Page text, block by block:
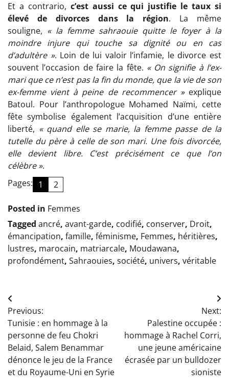
Et a contrario, c’est aussi ce qui justifie le taux si
élevé de divorces dans la région. La même
souligne, « la femme sahraouie quitte le foyer à la
moindre injure qui touche sa dignité ou en cas
d’adultère ». Loin de lui valoir l’infamie, le divorce est
souvent l’occasion de faire la fête. « On signifie à l’ex-
mari que ce n’est pas la fin du monde, que la vie de son
ex-femme vient à peine de recommencer »explique
Batoul. Pour l’anthropologue Mohamed Naïmi, cette
fête symbolise également l’acquisition d’une entière
liberté, « quand elle se marie, la femme passe de la
tutelle du père à celle de son mari. Une fois divorcée,
elle devient libre. C’est précisément ce que l’on
célèbre ».
Pages: 1 2
Posted in Femmes
Tagged ancré, avant-garde, codifié, conserver, Droit,
émancipation, famille, féminisme, Femmes, héritières,
lustres, marocain, matriarcale, Moudawana,
profondément, Sahraouies, société, univers, véritable
Navigation
de
l’article
Previous:
Tunisie : en hommage à la
personne de feu Chokri
Belaid, Salem Benammar
dénonce le jeu de la France
et du Royaume-Uni en Syrie
Next:
Palestine occupée :
hommage à Rachel Corri,
une jeune américaine
écrasée par un bulldozer
sioniste